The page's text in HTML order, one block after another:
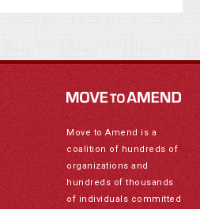
Move to Amend is a
coalition of hundreds of
organizations and
hundreds of thousands
of individuals committed